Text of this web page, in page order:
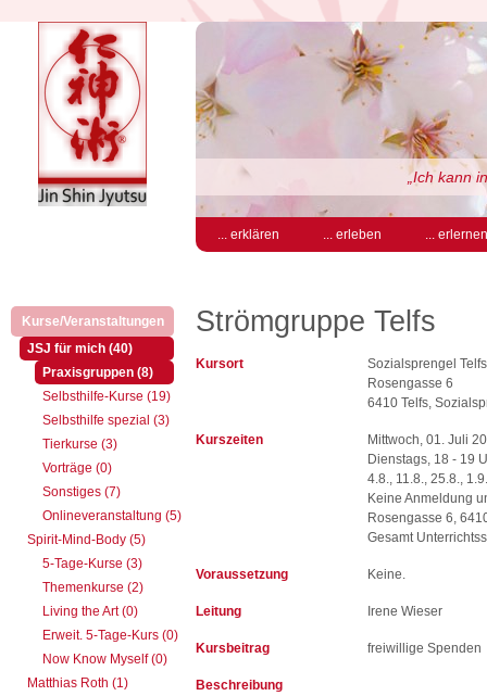
„Ich kann
... erklären ... erleben ... erlernen
Kurse/Veranstaltungen
(aktiv)
JSJ für mich (40)(aktiv)
Praxisgruppen (8)(aktiv)
Selbsthilfe-Kurse (19)
Selbsthilfe spezial (3)
Tierkurse (3)
Vorträge (0)
Sonstiges (7)
Onlineveranstaltung (5)
Spirit-Mind-Body (5)
5-Tage-Kurse (3)
Themenkurse (2)
Living the Art (0)
Erweit. 5-Tage-Kurs (0)
Now Know Myself (0)
Matthias Roth (1)
Strömgruppe Telfs
Kursort
Sozialsprengel
Rosengasse 6
6410 Telfs,
Kurszeiten
Mittwoch, 01. Juli
Dienstags, 18 - 19
4.8., 11.8., 25.8.,
Keine Anmeldung
Rosengasse 6,
Gesamt
Voraussetzung Keine.
Leitung Irene Wieser
Kursbeitrag freiwillige Spenden
Beschreibung